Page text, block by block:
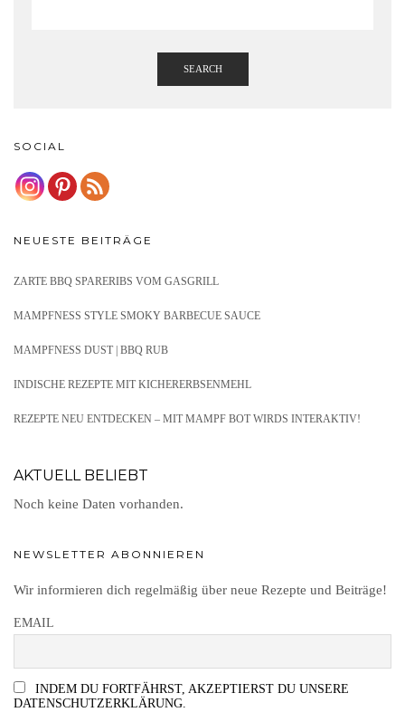
SEARCH
SOCIAL
NEUESTE BEITRÄGE
ZARTE BBQ SPARERIBS VOM GASGRILL
MAMPFNESS STYLE SMOKY BARBECUE SAUCE
MAMPFNESS DUST | BBQ RUB
INDISCHE REZEPTE MIT KICHERERBSENMEHL
REZEPTE NEU ENTDECKEN – MIT MAMPF BOT WIRDS INTERAKTIV!
AKTUELL BELIEBT
Noch keine Daten vorhanden.
NEWSLETTER ABONNIEREN
Wir informieren dich regelmäßig über neue Rezepte und Beiträge!
EMAIL
INDEM DU FORTFÄHRST, AKZEPTIERST DU UNSERE
DATENSCHUTZERKLÄRUNG.